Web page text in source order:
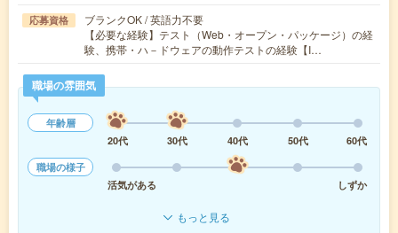
応募資格
ブランクOK / 英語力不要
【必要な経験】テスト（Web・オープン・パッケージ）の経
験、携帯・ハ－ドウェアの動作テストの経験【I…
職場の雰囲気
年齢層
20代
30代 40代 50代
60代
職場の様子
活気がある
しずか
もっと見る